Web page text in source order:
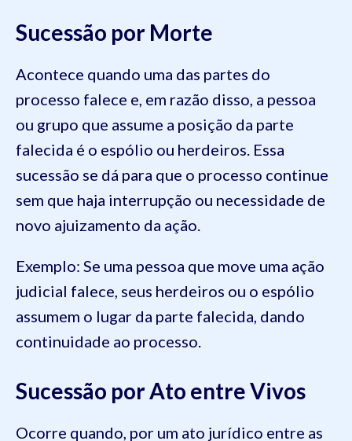
Sucessão por Morte
Acontece quando uma das partes do
processo falece e, em razão disso, a pessoa
ou grupo que assume a posição da parte
falecida é o espólio ou herdeiros. Essa
sucessão se dá para que o processo continue
sem que haja interrupção ou necessidade de
novo ajuizamento da ação.
Exemplo: Se uma pessoa que move uma ação
judicial falece, seus herdeiros ou o espólio
assumem o lugar da parte falecida, dando
continuidade ao processo.
Sucessão por Ato entre Vivos
Ocorre quando, por um ato jurídico entre as